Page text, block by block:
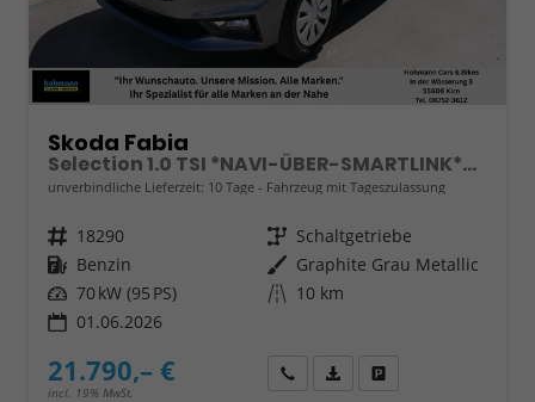
Skoda Fabia
Selection 1.0 TSI *NAVI-ÜBER-SMARTLINK*PDC-HI*LED*SHZ*KLIMA*RADIO
unverbindliche Lieferzeit: 10 Tage Fahrzeug mit Tageszulassung
Fahrzeugnr. 18290 Getriebe Schaltgetriebe
Kraftstoff Benzin Außenfarbe Graphite Grau Metallic
Leistung 70 kW (95 PS) Kilometerstand 10 km
01.06.2026
21.790,– €
incl. 19% MwSt.
Wir rufen Sie anFahrzeugexposé (PDF)